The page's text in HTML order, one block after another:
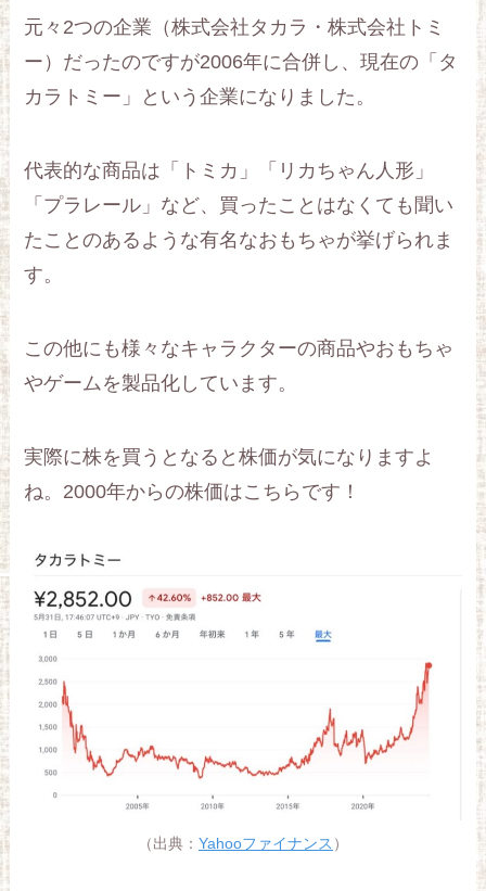
元々2つの企業（株式会社タカラ・株式会社トミ
ー）だったのですが2006年に合併し、現在の「タ
カラトミー」という企業になりました。
代表的な商品は「トミカ」「リカちゃん人形」
「プラレール」など、買ったことはなくても聞い
たことのあるような有名なおもちゃが挙げられま
す。
この他にも様々なキャラクターの商品やおもちゃ
やゲームを製品化しています。
実際に株を買うとなると株価が気になりますよ
ね。2000年からの株価はこちらです！
（出典： Yahooファイナンス ）